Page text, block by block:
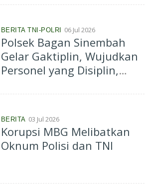
MBG
BERITA TNI-POLRI 06 Jul 2026
Polsek Bagan Sinembah
Gelar Gaktiplin, Wujudkan
Personel yang Disiplin,
Berintegritas
BERITA 03 Jul 2026
Korupsi MBG Melibatkan
Oknum Polisi dan TNI